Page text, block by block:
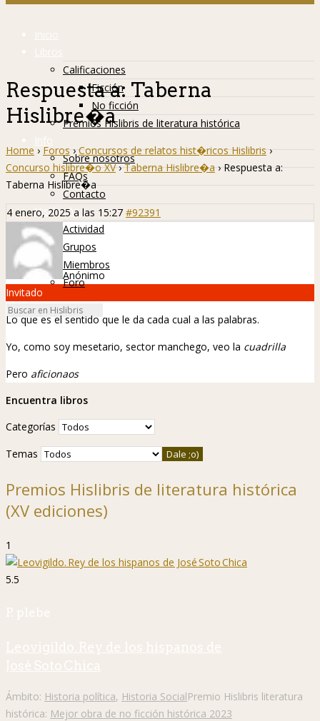
Inicio
Libros
Calificaciones
Ficción
No ficción
Premios Hislibris de literatura histórica
Info
Sobre nosotros
FAQs
Contacto
Hislibreños
Actividad
Grupos
Miembros
Foro
Respuesta a: Taberna
Hislibre�a
Home › Foros › Concursos de relatos hist�ricos Hislibris ›
Concurso hislibre�o XV › Taberna Hislibre�a › Respuesta a:
Taberna Hislibre�a
4 enero, 2025 a las 15:27 #92391
Anónimo
Invitado
Lo que es el sentido que le da cada cual a las palabras.
Yo, como soy mesetario, sector manchego, veo la cuadrilla
Pero aficionaos
Encuentra libros
Categorías
Temas
Premios Hislibris de literatura histórica
(XV ediciones)
1
5.5
P. plebe
Leovigildo. Rey de los hispanos de
José Soto Chica
Ámbito: Historia política, Historia SocialPremio Hislibris literatura
histórica: Mejor obra de no ficción histórica 2023